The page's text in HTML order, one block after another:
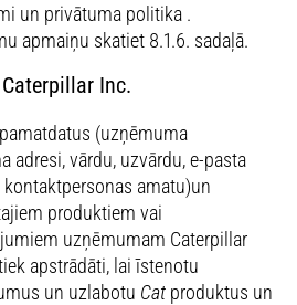
un privātuma politika .
apmaiņu skatiet 8.1.6. sadaļā.
Inc.
(uzņēmuma
adresi, vārdu, uzvārdu, e-pasta
amatu)un
produktiem vai
uzņēmumam Caterpillar
apstrādāti, lai īstenotu
un uzlabotu Cat produktus un